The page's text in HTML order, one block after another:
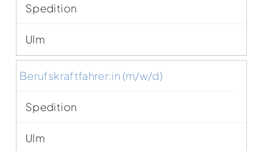
Spedition
Ulm
Berufskraftfahrer:in (m/w/d)
Spedition
Ulm